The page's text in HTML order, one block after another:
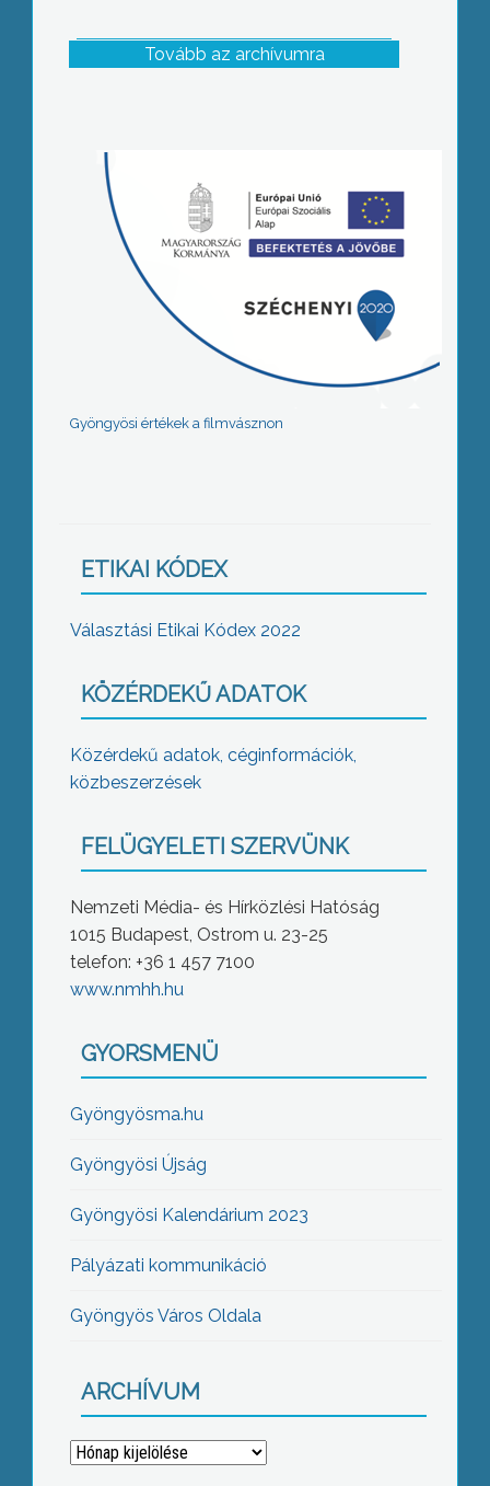
Tovább az archívumra
Gyöngyösi értékek a filmvásznon
ETIKAI KÓDEX
Választási Etikai Kódex 2022
KÖZÉRDEKŰ ADATOK
Közérdekű adatok, céginformációk,
közbeszerzések
FELÜGYELETI SZERVÜNK
Nemzeti Média- és Hírközlési Hatóság
1015 Budapest, Ostrom u. 23-25
telefon: +36 1 457 7100
www.nmhh.hu
GYORSMENÜ
Gyöngyösma.hu
Gyöngyösi Újság
Gyöngyösi Kalendárium 2023
Pályázati kommunikáció
Gyöngyös Város Oldala
ARCHÍVUM
Archívum